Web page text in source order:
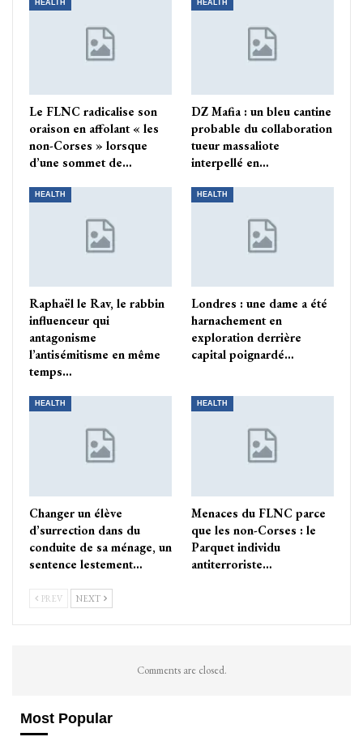
HEALTH
Le FLNC radicalise son
oraison en affolant « les
non-Corses » lorsque
d’une sommet de…
HEALTH
DZ Mafia : un bleu cantine
probable du collaboration
tueur massaliote
interpellé en…
HEALTH
Raphaël le Rav, le rabbin
influenceur qui
antagonisme
l’antisémitisme en même
temps…
HEALTH
Londres : une dame a été
harnachement en
exploration derrière
capital poignardé…
HEALTH
Changer un élève
d’surrection dans du
conduite de sa ménage, un
sentence lestement…
HEALTH
Menaces du FLNC parce
que les non-Corses : le
Parquet individu
antiterroriste…
PREV NEXT
Comments are closed.
Most Popular